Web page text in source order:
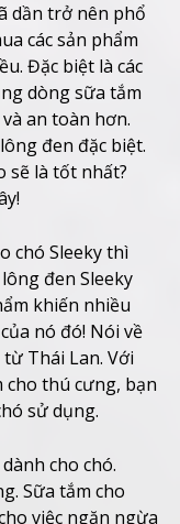
dần trở nên phổ
các sản phẩm
Đặc biệt là các
dòng sữa tắm
an toàn hơn.
đen đặc biệt.
sẽ là tốt nhất?
chó Sleeky thì
đen Sleeky
khiến nhiều
nó đó! Nói về
Thái Lan. Với
cho thú cưng, bạn
sử dụng.
cho chó.
Sữa tắm cho
việc ngăn ngừa